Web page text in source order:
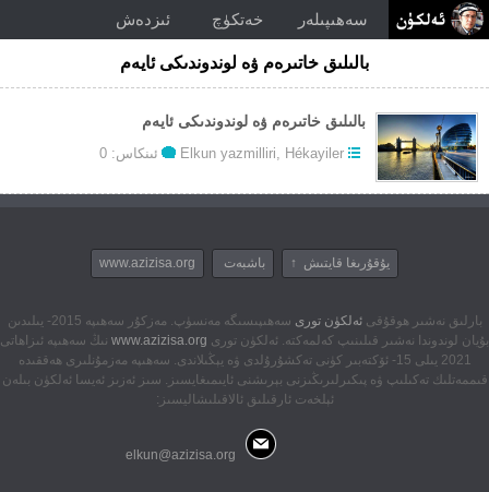
سەھىپىلەر خەتكۈچ ئىزدەش
بالىلىق خاتىرەم ۋە لوندوندىكى ئايەم
بالىلىق خاتىرەم ۋە لوندوندىكى ئايەم
Elkun yazmilliri, Hékayiler ئىنكاس: 0
يۇقۇرىغا قايتىش ↑ باشبەت www.azizisa.org
بارلىق نەشىر ھوقۇقىئەلكۈن تورى
سەھىپىسىگە مەنسۈپ. مەزكۇر سەھىپە 2015- يىلىدىن
بۇيان لوندوندا نەشىر قىلىنىپ كەلمەكتە. ئەلكۈن تورى www.azizisa.org نىڭ سەھىپە ئىزاھاتى
2021 يىلى 15- ئۆكتەبىر كۈنى تەكشۇرۇلدى ۋە يېڭىلاندى. سەھىپە مەزمۇنلىرى ھەققىدە
قىممەتلىك تەكىلىپ ۋە پىكىرلىرىڭىزنى بېرىشنى ئايىمىغايسىز. سىز ئەزىز ئەيسا ئەلكۈن بىلەن
ئېلخەت ئارقىلىق ئالاقىلىشاليسىز: